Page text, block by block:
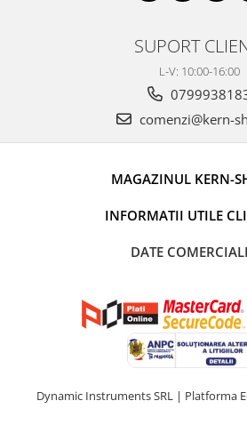
Instrumente de masurare
Celule masurare masa
Senzori de cuplu
Durometre pentru metale (UCI)
Durometre pentru plastic (Shore)
Componente pentru masurare
Masurare forta
SUPORT
L-V: 10:00-16:00
comenzi@kern-
MAGAZINUL KERN-
INFORMATII UTILE
DATE
Dynamic Instruments SRL | Platforma